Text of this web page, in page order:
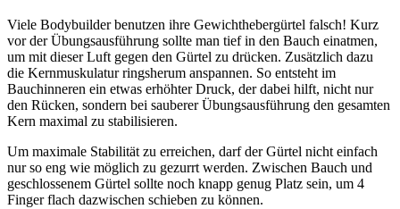
Viele Bodybuilder benutzen ihre Gewichthebergürtel falsch! Kurz
vor der Übungsausführung sollte man tief in den Bauch einatmen,
um mit dieser Luft gegen den Gürtel zu drücken. Zusätzlich dazu
die Kernmuskulatur ringsherum anspannen. So entsteht im
Bauchinneren ein etwas erhöhter Druck, der dabei hilft, nicht nur
den Rücken, sondern bei sauberer Übungsausführung den gesamten
Kern maximal zu stabilisieren.
Um maximale Stabilität zu erreichen, darf der Gürtel nicht einfach
nur so eng wie möglich zu gezurrt werden. Zwischen Bauch und
geschlossenem Gürtel sollte noch knapp genug Platz sein, um 4
Finger flach dazwischen schieben zu können.